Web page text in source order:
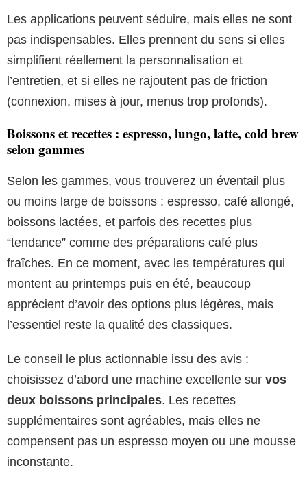
Les applications peuvent séduire, mais elles ne sont
pas indispensables. Elles prennent du sens si elles
simplifient réellement la personnalisation et
l’entretien, et si elles ne rajoutent pas de friction
(connexion, mises à jour, menus trop profonds).
Boissons et recettes : espresso, lungo, latte, cold brew
selon gammes
Selon les gammes, vous trouverez un éventail plus
ou moins large de boissons : espresso, café allongé,
boissons lactées, et parfois des recettes plus
“tendance” comme des préparations café plus
fraîches. En ce moment, avec les températures qui
montent au printemps puis en été, beaucoup
apprécient d’avoir des options plus légères, mais
l’essentiel reste la qualité des classiques.
Le conseil le plus actionnable issu des avis :
choisissez d’abord une machine excellente sur vos
deux boissons principales. Les recettes
supplémentaires sont agréables, mais elles ne
compensent pas un espresso moyen ou une mousse
inconstante.